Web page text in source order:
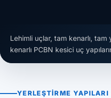
Lehimli uçlar, tam kenarlı, tam
kenarlı PCBN kesici uç
YERLEŞTIRME YAPILARI